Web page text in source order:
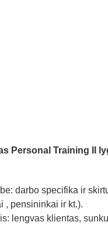
Personal Training II
darbo specifika ir
, pensininkai ir kt.).
lengvas klientas,